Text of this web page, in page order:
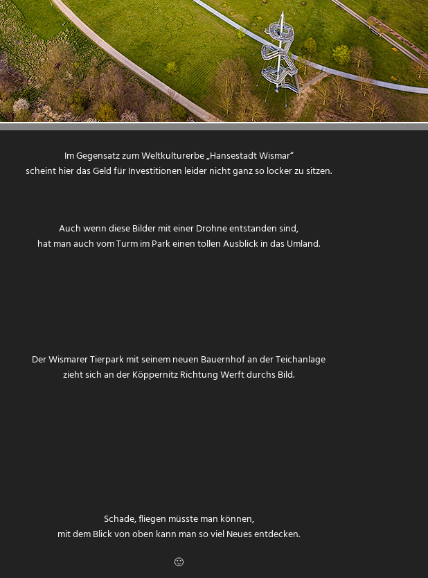
Im Gegensatz zum Weltkulturerbe „Hansestadt Wismar“
scheint hier das Geld für Investitionen leider nicht ganz so locker zu sitzen.
Auch wenn diese Bilder mit einer Drohne entstanden sind,
hat man auch vom Turm im Park einen tollen Ausblick in das Umland.
Der Wismarer Tierpark mit seinem neuen Bauernhof an der Teichanlage
zieht sich an der Köppernitz Richtung Werft durchs Bild.
Schade, fliegen müsste man können,
mit dem Blick von oben kann man so viel Neues entdecken.
🙂